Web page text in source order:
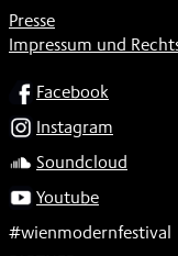
Presse
Impressum und
SOCIALFacebook
Instagram
Soundcloud
Youtube
#wienmodernfestival